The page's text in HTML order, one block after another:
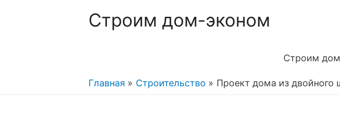
Строим дом-эконом
Строим дом
Главная Строительство Проект дома из